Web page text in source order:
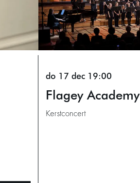
Flagey Academy
Kerstconcert
do 17 dec 19:00